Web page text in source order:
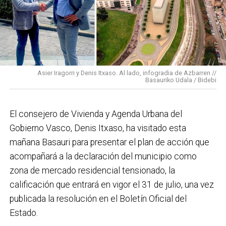
conectado y pensado para todas las personas.
En cuanto a nuestras áreas, estos tres años han dado
para mucho. En Medio Ambiente destacaría el
impulso para la creación de huertos urbanos,la
elaboración del Plan General de Actuación Energética,
el Plan de Acción contra el Ruido y la instalación de
régimen de autoconsumo, que hacen de Basauri un
municipio más sostenible y preparado para el futuro.
En ese sentido, estamos trabajando en acciones de
clima y energía, entre las que destacan el diseño de
una red de refugios climáticos, junto con un Plan de
Actuación ante Episodios de Altas Temperaturas,
como las que recientemente hemos sufrido.
Asier Iragorri y Denis Itxaso. Al lado, infogradia de Azbarren //
Basauriko Udala / Bidebi
El consejero de Vivienda y Agenda Urbana del
Gobierno Vasco, Denis Itxaso, ha visitado esta
mañana Basauri para presentar el plan de acción que
acompañará a la declaración del municipio como
zona de mercado residencial tensionado, la
calificación que entrará en vigor el 31 de julio, una vez
publicada la resolución en el Boletín Oficial del
Estado.